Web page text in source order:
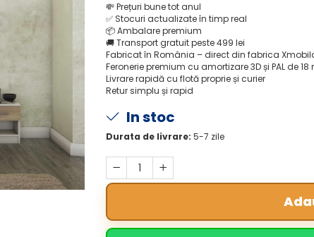
💸Prețuri bune tot anul
✅ Stocuri actualizate în timp real
📦Ambalare premium
🚚Transport gratuit peste 499 lei
Fabricat în România – direct din fabrica
Feronerie premium cu amortizare 3D și PAL de 18
Livrare rapidă cu flotă proprie și curier
Retur simplu și rapid
In stoc
Durata de livrare: 5-7 zile